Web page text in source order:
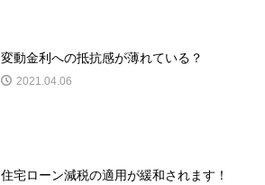
変動金利への抵抗感が薄れている？
2021.04.06
住宅ローン減税の適用が緩和されます！